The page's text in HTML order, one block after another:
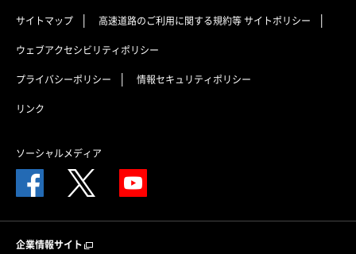
サイトマップ 高速道路のご利用に関する規約等サイトポリシー
ウェブアクセシビリティポリシー
プライバシーポリシー 情報セキュリティポリシー
リンク
ソーシャルメディア
企業情報サイト